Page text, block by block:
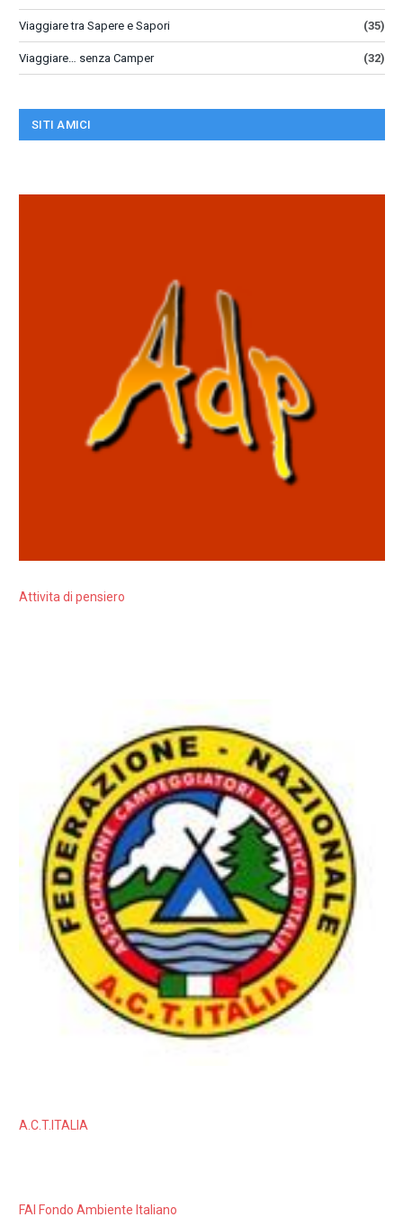
Viaggiare tra Sapere e Sapori (35)
Viaggiare… senza Camper (32)
SITI AMICI
Attivita di pensiero
A.C.T.ITALIA
FAI Fondo Ambiente Italiano